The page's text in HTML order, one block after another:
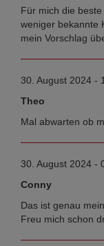
Für mich die
weniger bekannte
mein Vorschlag
30. August 2024 -
Theo
Mal abwarten ob
30. August 2024 -
Conny
Das ist genau
Freu mich schon